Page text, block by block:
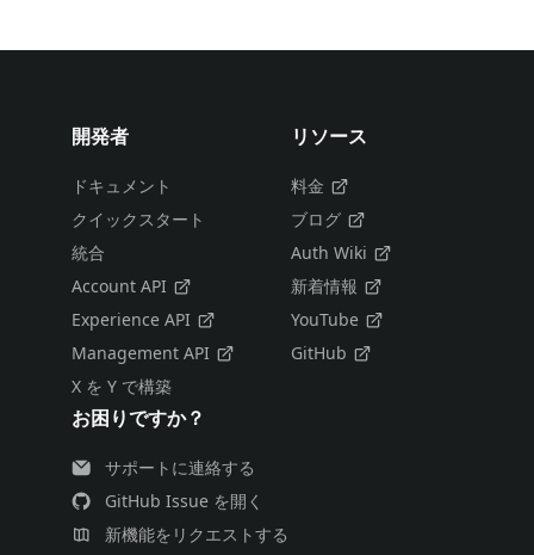
開発者
ドキュメント
クイックスタート
統合
Account API
Experience API
Management API
X を Y で構築
リソース
料金
ブログ
Auth Wiki
新着情報
YouTube
GitHub
お困りですか？
サポートに連絡する
GitHub Issue を開く
新機能をリクエストする